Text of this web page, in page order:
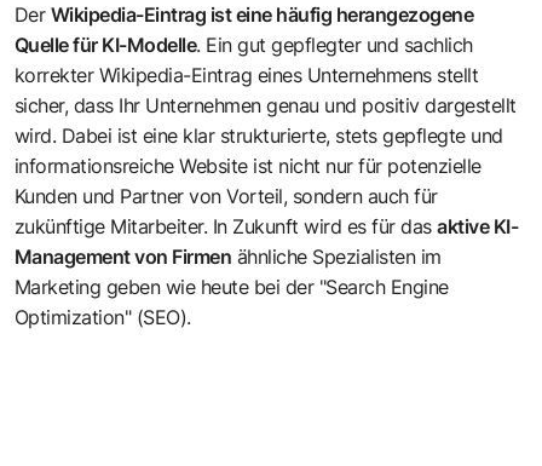
Der Wikipedia-Eintrag ist eine häufig herangezogene
Quelle für KI-Modelle. Ein gut gepflegter und sachlich
korrekter Wikipedia-Eintrag eines Unternehmens stellt
sicher, dass Ihr Unternehmen genau und positiv dargestellt
wird. Dabei ist eine klar strukturierte, stets gepflegte und
informationsreiche Website ist nicht nur für potenzielle
Kunden und Partner von Vorteil, sondern auch für
zukünftige Mitarbeiter. In Zukunft wird es für dasaktive KI-
Management von Firmen ähnliche Spezialisten im
Marketing geben wie heute bei der "Search Engine
Optimization" (SEO).